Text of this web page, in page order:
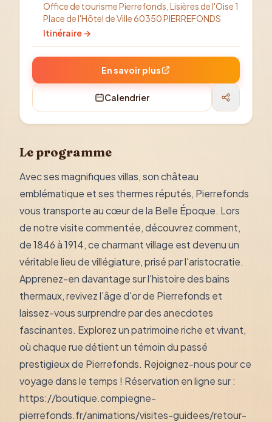
Office de tourisme Pierrefonds, Lisières de l'Oise 1
Place de l'Hôtel de Ville 60350 PIERREFONDS
Itinéraire →
En savoir plus
Calendrier
Le programme
Avec ses magnifiques villas, son château
emblématique et ses thermes réputés, Pierrefonds
vous transporte au cœur de la Belle Époque. Lors
de notre visite commentée, découvrez comment,
de 1846 à 1914, ce charmant village est devenu un
véritable lieu de villégiature, prisé par l'aristocratie.
Apprenez-en davantage sur l'histoire des bains
thermaux, revivez l'âge d'or de Pierrefonds et
laissez-vous surprendre par des anecdotes
fascinantes. Explorez un patrimoine riche et vivant,
où chaque rue détient un témoin du passé
prestigieux de Pierrefonds. Rejoignez-nous pour ce
voyage dans le temps ! Réservation en ligne sur :
https://boutique.compiegne-
pierrefonds.fr/animations/visites-guidees/retour-